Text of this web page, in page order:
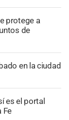
protege a
de
en la ciudad
es el portal
Fe